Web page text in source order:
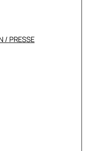
/ PRESSE